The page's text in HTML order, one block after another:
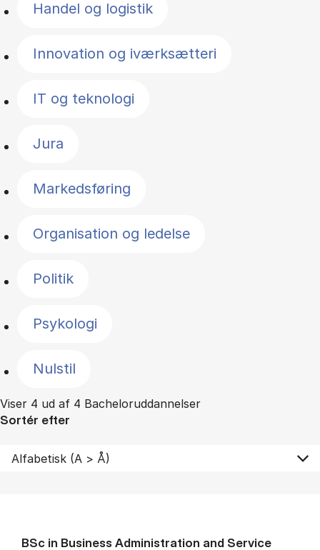
Handel og logistik
Innovation og iværksætteri
IT og teknologi
Jura
Markedsføring
Organisation og ledelse
Politik
Psykologi
Nulstil
Viser 4 ud af 4 Bacheloruddannelser
Sortér efter
BSc in Busi­ness Ad­min­is­tra­tion and Ser­vice